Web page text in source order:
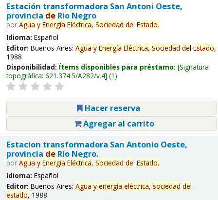
Estación transformadora San Antoni Oeste,
provincia deRío Negro
por Agua y Energía Eléctrica, Sociedad del Estado.
Idioma: Español
Editor: Buenos Aires: Agua y Energía Eléctrica, Sociedad del Estado,
1988
Disponibilidad: Ítems disponibles para préstamo: Signatura
topográfica: 621.374.5/A282/v.4 (1).
Hacer reserva
Agregar al carrito
Estacion transformadora San Antonio Oeste,
provincia deRío Negro.
por Agua y Energía Eléctrica, Sociedad del Estado.
Idioma: Español
Editor: Buenos Aires: Agua y energía eléctrica, sociedad del
estado, 1988